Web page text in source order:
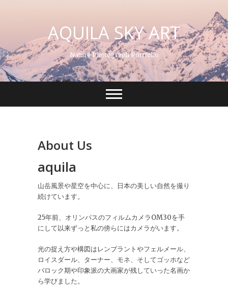
t
o
c
o
AQUILA SKY ART
Nature Photograph Portfolio
About Us
aquila
山岳風景や星空を中心に、日本の美しい自然を撮り
続けています。
25年前、オリンパスのフィルムカメラOM30を手
にして以来ずっと私の傍らにはカメラがいます。
光の捉え方や構図はレンブラントやフェルメール、
ロイスダール、ターナー、モネ、そしてゴッホなど
バロック期や印象派の大画家が残していった名画か
ら学びました。